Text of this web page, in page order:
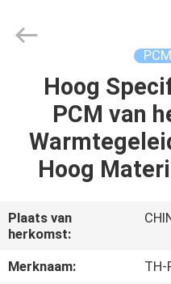
HUIS
PRODUCTEN
ONGEVEER
ONS
FABRIEKSREIS
energy
Technology
Hoog
PCM van
Hoog
Plaats van
herkomst:
Merknaam:
TH-